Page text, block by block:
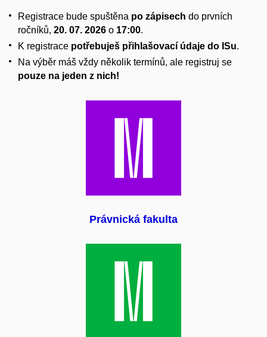
Registrace bude spuštěna po zápisech do prvních
ročníků, 20. 07. 2026 o 17:00.
K registrace potřebuješ přihlašovací údaje do ISu.
Na výběr máš vždy několik termínů, ale registruj se
pouze na jeden z nich!
Právnická fakulta